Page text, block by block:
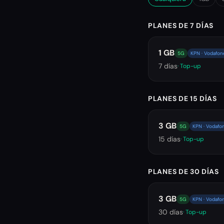
PLANES DE 7 DÍAS
1 GB 5G KPN ·
7 días· Top-up
PLANES DE 15 DÍAS
3 GB 5G KPN ·
15 días· Top-up
PLANES DE 30 DÍAS
3 GB 5G KPN ·
30 días· Top-up